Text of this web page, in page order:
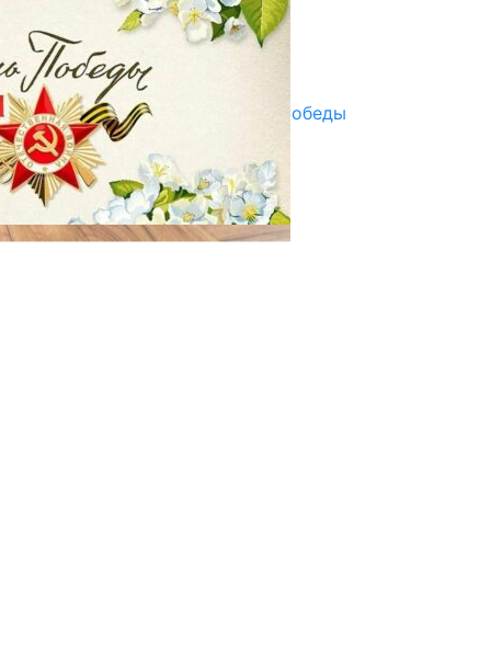
07.08.2025
Улуу Жеңиштин жандуу сөзү
29.04.2025
Награды в преддверии Дня Победы
29.04.2025